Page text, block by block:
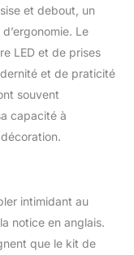
tiroirs de se
glisser en
support de
soulage
la pression
offre un
du
2
USB
votre
de
et debout, un
Le
LED et de prises
et de praticité
souvent
capacité à
intimidant au
notice en anglais.
que le kit de